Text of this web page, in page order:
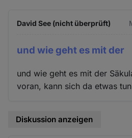
David See (nicht überprüft)
und wie geht es mit der
und wie geht es mit der
voran, kann sich da etwas tun
Diskussion anzeigen